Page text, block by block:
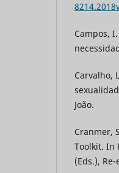
Campos,
Carvalho,
João.
Cranmer,
Toolkit. In
(Eds.),